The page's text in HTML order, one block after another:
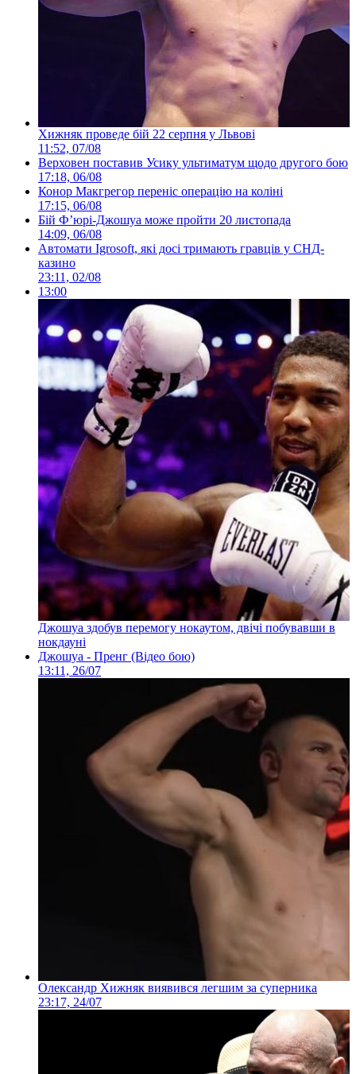
Хижняк проведе бій 22 серпня у Львові
11:52, 07/08
Верховен поставив Усику ультиматум щодо другого бою
17:18, 06/08
Конор Макгрегор переніс операцію на коліні
17:15, 06/08
Бій Ф’юрі-Джошуа може пройти 20 листопада
14:09, 06/08
Автомати Igrosoft, які досі тримають гравців у СНД-
казино
23:11, 02/08
13:00
Джошуа здобув перемогу нокаутом, двічі побувавши в
нокдауні
Джошуа - Пренг (Відео бою)
13:11, 26/07
Олександр Хижняк виявився легшим за суперника
23:17, 24/07